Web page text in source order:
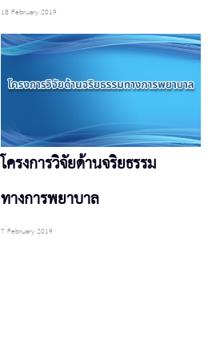
18 February 2019
โครงการวิจัยด้านจริยธรรม
ทางการพยาบาล
7 February 2019